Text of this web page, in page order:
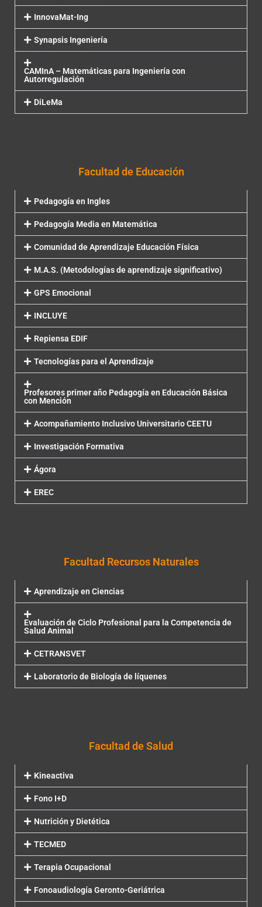
InnovaMat-Ing
Synapsis Ingeniería
CAMInA – Matemáticas para Ingeniería con
Autorregulación
DiLeMa
Facultad de Educación
Pedagogía en Ingles
Pedagogía Media en Matemática
Comunidad de Aprendizaje Educación Física
M.A.S. (Metodologías de aprendizaje significativo)
GPS Emocional
INCLUYE
Repiensa EDIF
Tecnologías para el Aprendizaje
Profesores primer año Pedagogía en Educación Básica
con Mención
Acompañamiento Inclusivo Universitario CEETU
Investigación Formativa
Ágora
EREC
Facultad Recursos Naturales
Aprendizaje en Ciencias
Evaluación de Ciclo Profesional para la Competencia de
Salud Animal
CETRANSVET
Laboratorio de Biología de líquenes
Facultad de Salud
Kineactiva
Fono I+D
Nutrición y Dietética
TECMED
Terapia Ocupacional
Fonoaudiología Geronto-Geriátrica